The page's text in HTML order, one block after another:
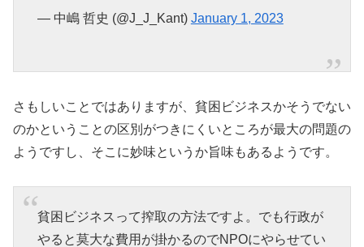
— 中嶋 哲史 (@J_J_Kant) January 1, 2023
さもしいことではありますが、貧困ビジネスかそうでない
のかということの区別がつきにくいところが最大の問題の
ようですし、そこに妙味というか旨味もあるようです。
貧困ビジネスって搾取の方法ですよ。でも行政が
やると莫大な費用が掛かるのでNPOにやらせてい